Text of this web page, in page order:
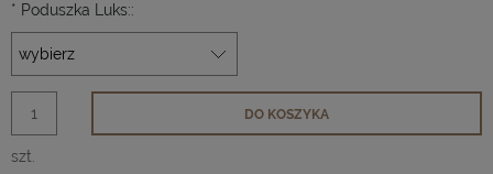
* Poduszka Luks::
szt.
DO KOSZYKA